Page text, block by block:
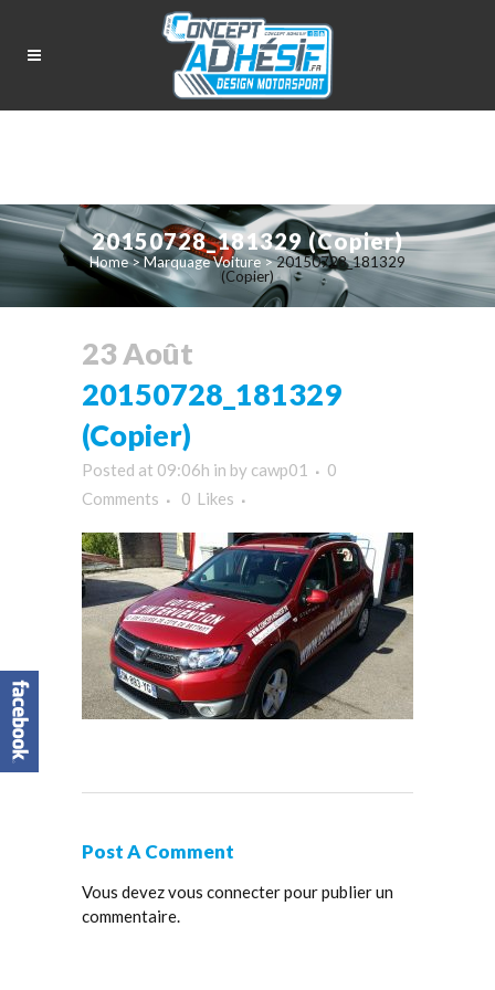
20150728_181329 (Copier)
Home>Marquage Voiture>20150728_181329
(Copier)
23 Août
20150728_181329
(Copier)
Posted at 09:06h in by cawp01
0
Comments
0 Likes
Post A Comment
Vous devezvous connecterpour publier un
commentaire.